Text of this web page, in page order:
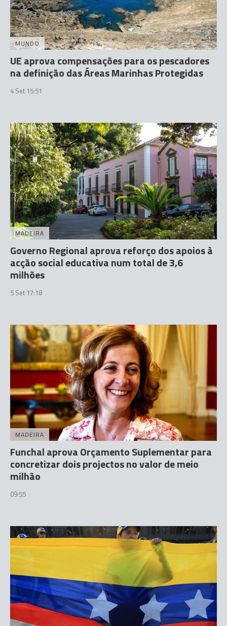
MUNDO
UE aprova compensações para os pescadores
na definição das Áreas Marinhas Protegidas
4 Set 15:51
MADEIRA
Governo Regional aprova reforço dos apoios à
acção social educativa num total de 3,6
milhões
5 Set 17:18
MADEIRA
Funchal aprova Orçamento Suplementar para
concretizar dois projectos no valor de meio
milhão
09:55